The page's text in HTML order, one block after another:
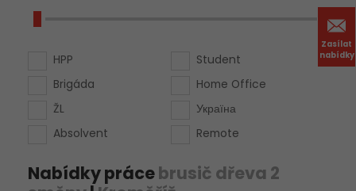
Zasílat
nabídky
HPP
Brigáda
ŽL
Absolvent
Student
Home Office
Україна
Remote
Nabídky prácebrusič dřeva 2